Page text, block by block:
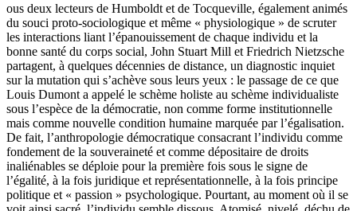
ous deux lecteurs de Humboldt et de Tocqueville, également animés
du souci proto-sociologique et même « physiologique » de scruter
les interactions liant l’épanouissement de chaque individu et la
bonne santé du corps social, John Stuart Mill et Friedrich Nietzsche
partagent, à quelques décennies de distance, un diagnostic inquiet
sur la mutation qui s’achève sous leurs yeux : le passage de ce que
Louis Dumont a appelé le schème holiste au schème individualiste
sous l’espèce de la démocratie, non comme forme institutionnelle
mais comme nouvelle condition humaine marquée par l’égalisation.
De fait, l’anthropologie démocratique consacrant l’individu comme
fondement de la souveraineté et comme dépositaire de droits
inaliénables se déploie pour la première fois sous le signe de
l’égalité, à la fois juridique et représentationnelle, à la fois principe
politique et « passion » psychologique. Pourtant, au moment où il se